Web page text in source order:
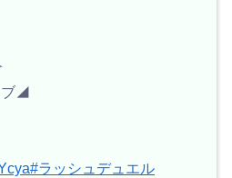
ブ◢
#ラッシュデュエル